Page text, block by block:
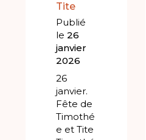
Tite
Publié
le26
janvier
2026
26
janvier.
Fête de
Timothé
e et Tite